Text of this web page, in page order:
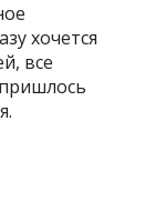
хочется
все